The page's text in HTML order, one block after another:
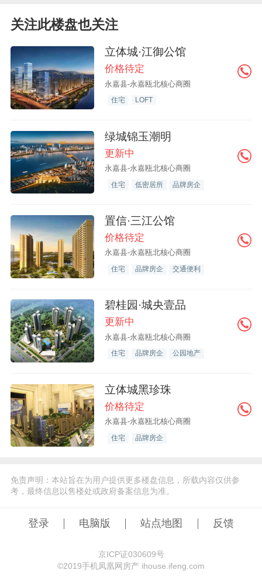
关注此楼盘也关注
立体城·江御公馆
价格待定
永嘉县-永嘉瓯北核心商圈
住宅 LOFT
绿城锦玉潮明
更新中
永嘉县-永嘉瓯北核心商圈
住宅 低密居所 品牌房企
置信·三江公馆
价格待定
永嘉县-永嘉瓯北核心商圈
住宅 品牌房企 交通便利
碧桂园·城央壹品
更新中
永嘉县-永嘉瓯北核心商圈
住宅 品牌房企 公园地产
立体城黑珍珠
价格待定
永嘉县-永嘉瓯北核心商圈
住宅 品牌房企
免责声明：本站旨在为用户提供更多楼盘信息，所载内容仅供参
考，最终信息以售楼处或政府备案信息为准。
登录 电脑版 站点地图 反馈
京ICP证030609号
©️2019手机凤凰网房产 ihouse.ifeng.com